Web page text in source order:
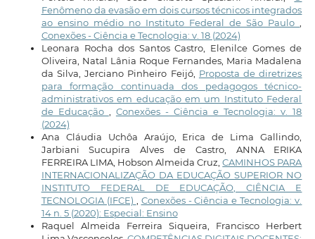
Fenômeno da evasão em dois cursos técnicos integrados
ao ensino médio no Instituto Federal de São Paulo
Conexões - Ciência e Tecnologia: v. 18 (2024)
Leonara Rocha dos Santos Castro, Elenilce Gomes de
Oliveira, Natal Lânia Roque Fernandes, Maria Madalena
da Silva, Jerciano Pinheiro Feijó, Proposta de diretrizes
para formação continuada dos pedagogos técnico-
administrativos em educação em um Instituto Federal
de Educação
Conexões - Ciência e Tecnologia: v. 18
(2024)
Ana Cláudia Uchôa Araújo, Erica de Lima Gallindo,
Jarbiani Sucupira Alves de Castro, ANNA ERIKA
FERREIRA LIMA, Hobson Almeida Cruz,CAMINHOS PARA
INTERNACIONALIZAÇÃO DA EDUCAÇÃO SUPERIOR NO
INSTITUTO FEDERAL DE EDUCAÇÃO, CIÊNCIA E
TECNOLOGIA (IFCE)
Conexões - Ciência e Tecnologia: v.
14 n. 5 (2020): Especial: Ensino
Raquel Almeida Ferreira Siqueira, Francisco Herbert